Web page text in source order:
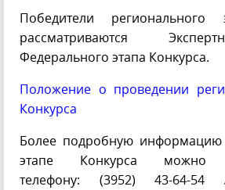
Победители регионального
рассматриваются
Федерального этапа Конкурса.
Положение о проведении
Конкурса
Более подробную информацию
этапе Конкурса можно
телефону: (3952) 43-64-54